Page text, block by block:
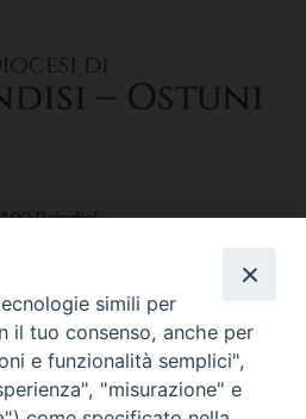
Brindisi
simili per
il tuo consenso, anche per
e funzionalità semplici",
"misurazione" e